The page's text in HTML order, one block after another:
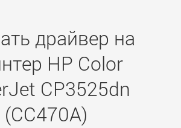
драйвер на
HP Color
CP3525dn
(CC470A)